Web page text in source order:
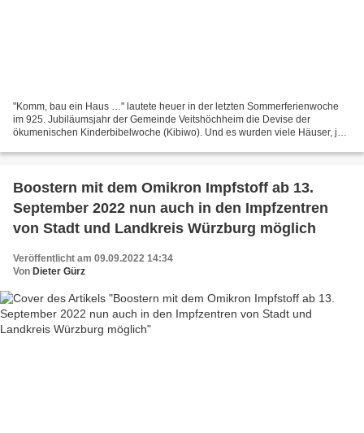
"Komm, bau ein Haus …" lautete heuer in der letzten Sommerferienwoche
im 925. Jubiläumsjahr der Gemeinde Veitshöchheim die Devise der
ökumenischen Kinderbibelwoche (Kibiwo). Und es wurden viele Häuser, ja
Boostern mit dem Omikron Impfstoff ab 13.
September 2022 nun auch in den Impfzentren
von Stadt und Landkreis Würzburg möglich
Veröffentlicht am 09.09.2022 14:34
Von Dieter Gürz